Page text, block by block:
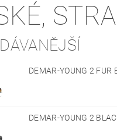
,
DEMAR-YOUNG 2 FUR
DEMAR-YOUNG 2